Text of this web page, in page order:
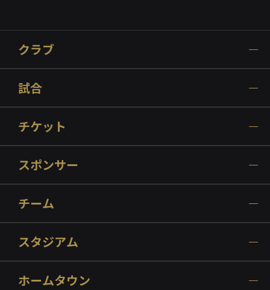
クラブ
試合
チケット
スポンサー
チーム
スタジアム
ホームタウン